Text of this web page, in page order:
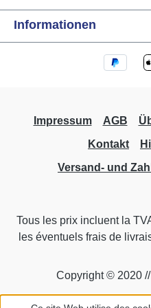
Informationen
Impressum AGB
Kontakt
Versand- und
Tous les prix incluent la
les éventuels frais de
Copyright © 2020